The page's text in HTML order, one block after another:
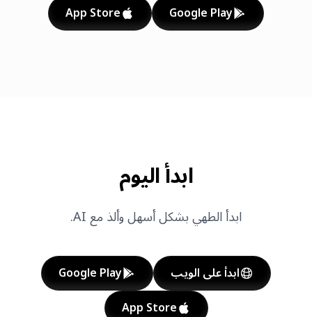
Google Play
App Store
ابدأ اليوم
ابدأ الطهي بشكل أسهل وألذ مع AI.
ابدأ على الويب
Google Play
App Store